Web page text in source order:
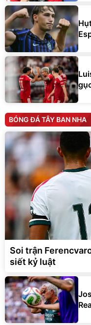
BÓNG ĐÁ TÂY BAN NHA
Soi trận
siết kỷ luật